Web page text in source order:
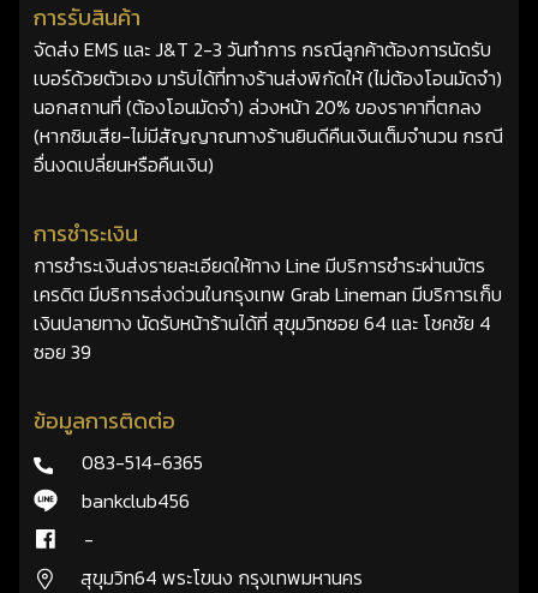
การรับสินค้า
จัดส่ง EMS และ J&T 2-3 วันทำการ กรณีลูกค้าต้องการนัดรับ
เบอร์ด้วยตัวเอง มารับได้ที่ทางร้านส่งพิกัดให้ (ไม่ต้องโอนมัดจำ)
นอกสถานที่ (ต้องโอนมัดจำ) ล่วงหน้า 20% ของราคาที่ตกลง
(หากซิมเสีย-ไม่มีสัญญาณทางร้านยินดีคืนเงินเต็มจำนวน กรณี
อื่นงดเปลี่ยนหรือคืนเงิน)
การชำระเงิน
การชำระเงินส่งรายละเอียดให้ทาง Line มีบริการชำระผ่านบัตร
เครดิต มีบริการส่งด่วนในกรุงเทพ Grab Lineman มีบริการเก็บ
เงินปลายทาง นัดรับหน้าร้านได้ที่ สุขุมวิทซอย 64 และ โชคชัย 4
ซอย 39
ข้อมูลการติดต่อ
083-514-6365
bankclub456
-
สุขุมวิท64 พระโขนง กรุงเทพมหานคร